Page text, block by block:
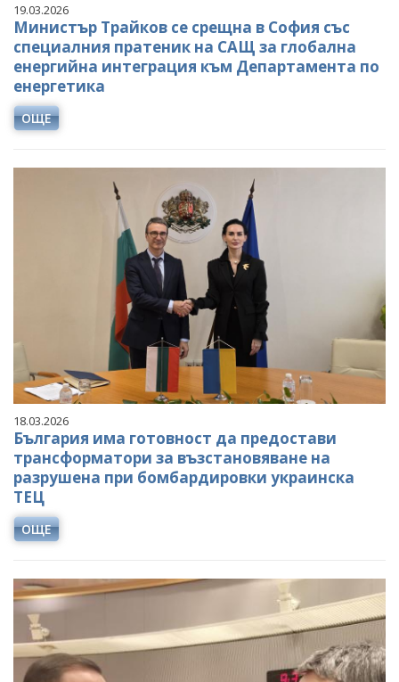
19.03.2026
Министър Трайков се срещна в София със
специалния пратеник на САЩ за глобална
енергийна интеграция към Департамента по
енергетика
ОЩЕ
18.03.2026
България има готовност да предостави
трансформатори за възстановяване на
разрушена при бомбардировки украинска
ТЕЦ
ОЩЕ